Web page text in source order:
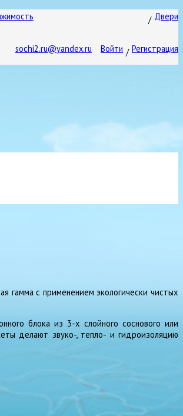
Двери
sochi2.ru@yandex.ru Войти Регистрация
гамма с применением экологически чистых
блока из 3-х слойного соснового или
делают звуко-, тепло- и гидроизоляцию